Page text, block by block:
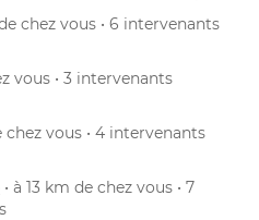
chez vous • 6 intervenants
vous • 3 intervenants
chez vous • 4 intervenants
• à 13 km de chez vous • 7